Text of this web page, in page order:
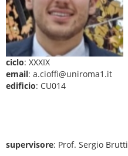
ciclo: XXXIX
email: a.cioffi@uniroma1.it
edificio: CU014
supervisore: Prof. Sergio Brutti